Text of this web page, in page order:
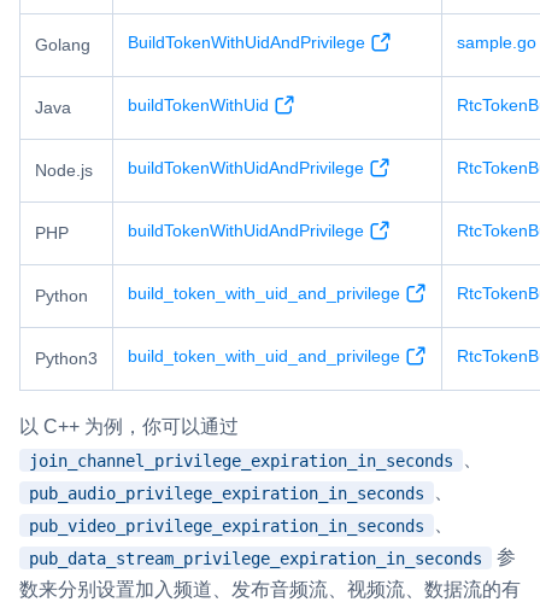
Golang BuildTokenWithUidAndPrivilege sample.go
Java buildTokenWithUid
Node.js buildTokenWithUidAndPrivilege
PHP buildTokenWithUidAndPrivilege
Python build_token_with_uid_and_privilege
Python3 build_token_with_uid_and_privilege
以 C++ 为例，你可以通过
join_channel_privilege_expiration_in_seconds 、
pub_audio_privilege_expiration_in_seconds 、
pub_video_privilege_expiration_in_seconds 、
pub_data_stream_privilege_expiration_in_seconds
参
数来分别设置加入频道、发布音频流、视频流、数据流的有